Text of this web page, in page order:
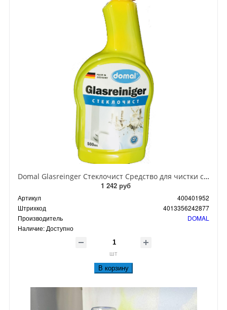
Domal Glasreinger Стеклочист Средство для чистки стелянных и зеркальных поверхностей 500 мл с распылителем
1 242 руб
Артикул
400401952
Штрихкод
4013356242877
Производитель
DOMAL
Наличие: Доступно
шт
В корзину